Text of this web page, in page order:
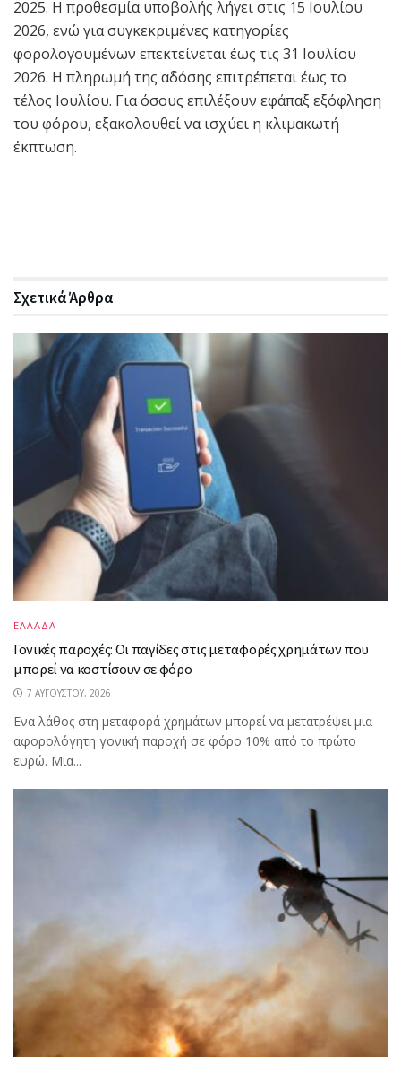
2025. Η προθεσμία υποβολής λήγει στις 15 Ιουλίου
2026, ενώ για συγκεκριμένες κατηγορίες
φορολογουμένων επεκτείνεται έως τις 31 Ιουλίου
2026. Η πληρωμή της α΄δόσης επιτρέπεται έως το
τέλος Ιουλίου. Για όσους επιλέξουν εφάπαξ εξόφληση
του φόρου, εξακολουθεί να ισχύει η κλιμακωτή
έκπτωση.
ΣχετικάΆρθρα
ΕΛΛΑΔΑ
Γονικές παροχές: Οι παγίδες στις μεταφορές χρημάτων που
μπορεί να κοστίσουν σε φόρο
7 ΑΥΓΟΎΣΤΟΥ, 2026
Ενα λάθος στη μεταφορά χρημάτων μπορεί να μετατρέψει μια
αφορολόγητη γονική παροχή σε φόρο 10% από το πρώτο
ευρώ. Μια...